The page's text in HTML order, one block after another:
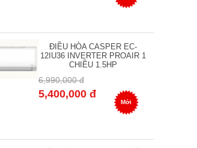
ĐIỀU HÒA CASPER EC-
12IU36 INVERTER PROAIR 1
CHIỀU 1.5HP
6,990,000 đ
5,400,000 đ
Mới